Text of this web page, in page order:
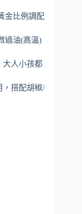
金比例調配
過油(高溫)
大人小孩都
搭配胡椒/